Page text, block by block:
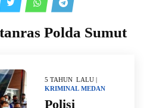
Polda Sumut
5 TAHUN LALU |
KRIMINAL MEDAN
Polisi